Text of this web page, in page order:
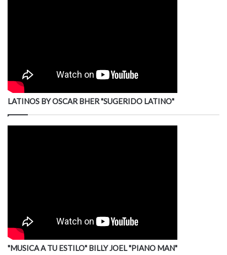
LATINOS BY OSCAR BHER "SUGERIDO LATINO"
"MUSICA A TU ESTILO" BILLY JOEL "PIANO MAN"